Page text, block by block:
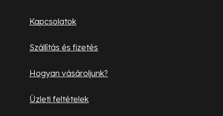
Kapcsolatok
Szállítás és fizetés
Hogyan vásároljunk?
Üzleti feltételek